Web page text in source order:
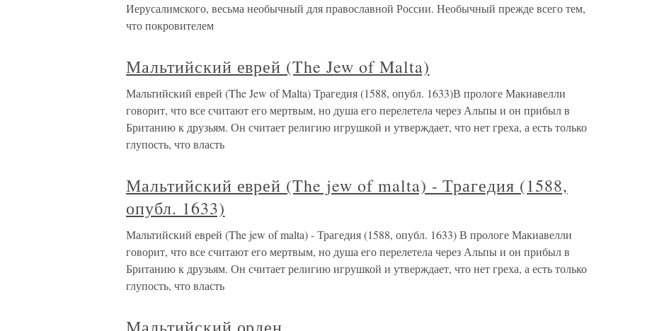
Иерусалимского, весьма необычный для православной России. Необычный прежде всего тем,
что покровителем
Мальтийский еврей (The Jew of Malta)
Мальтийский еврей (The Jew of Malta) Трагедия (1588, опубл. 1633)В прологе Макиавелли
говорит, что все считают его мертвым, но душа его перелетела через Альпы и он прибыл в
Британию к друзьям. Он считает религию игрушкой и утверждает, что нет греха, а есть только
глупость, что власть
Мальтийский еврей (The jew of malta) - Трагедия (1588,
опубл. 1633)
Мальтийский еврей (The jew of malta) - Трагедия (1588, опубл. 1633) В прологе Макиавелли
говорит, что все считают его мертвым, но душа его перелетела через Альпы и он прибыл в
Британию к друзьям. Он считает религию игрушкой и утверждает, что нет греха, а есть только
глупость, что власть